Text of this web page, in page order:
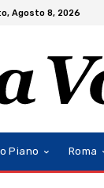
Agosto 8, 2026
Piano Roma